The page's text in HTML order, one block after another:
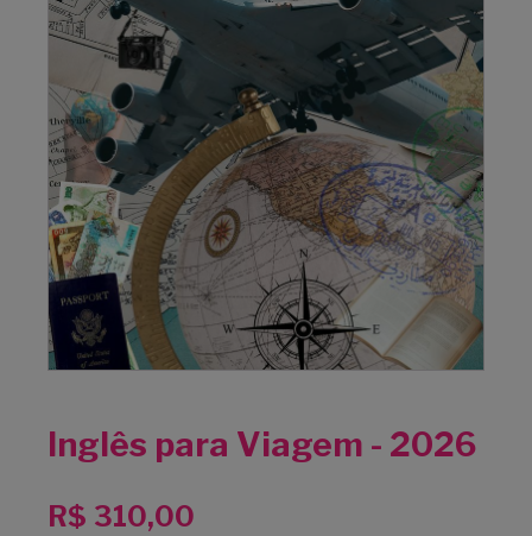
Inglês para Viagem - 2026
R$ 310,00